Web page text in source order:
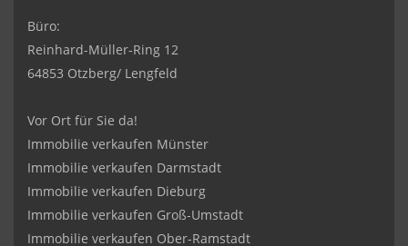
Büro:
Reinhard-Müller-Ring 12
64853 Otzberg/ Lengfeld
Vor Ort für Sie da!
Immobilie verkaufen Münster
Immobilie verkaufen Darmstadt
Immobilie verkaufen Dieburg
Immobilie verkaufen Groß-Umstadt
Immobilie verkaufen Ober-Ramstadt